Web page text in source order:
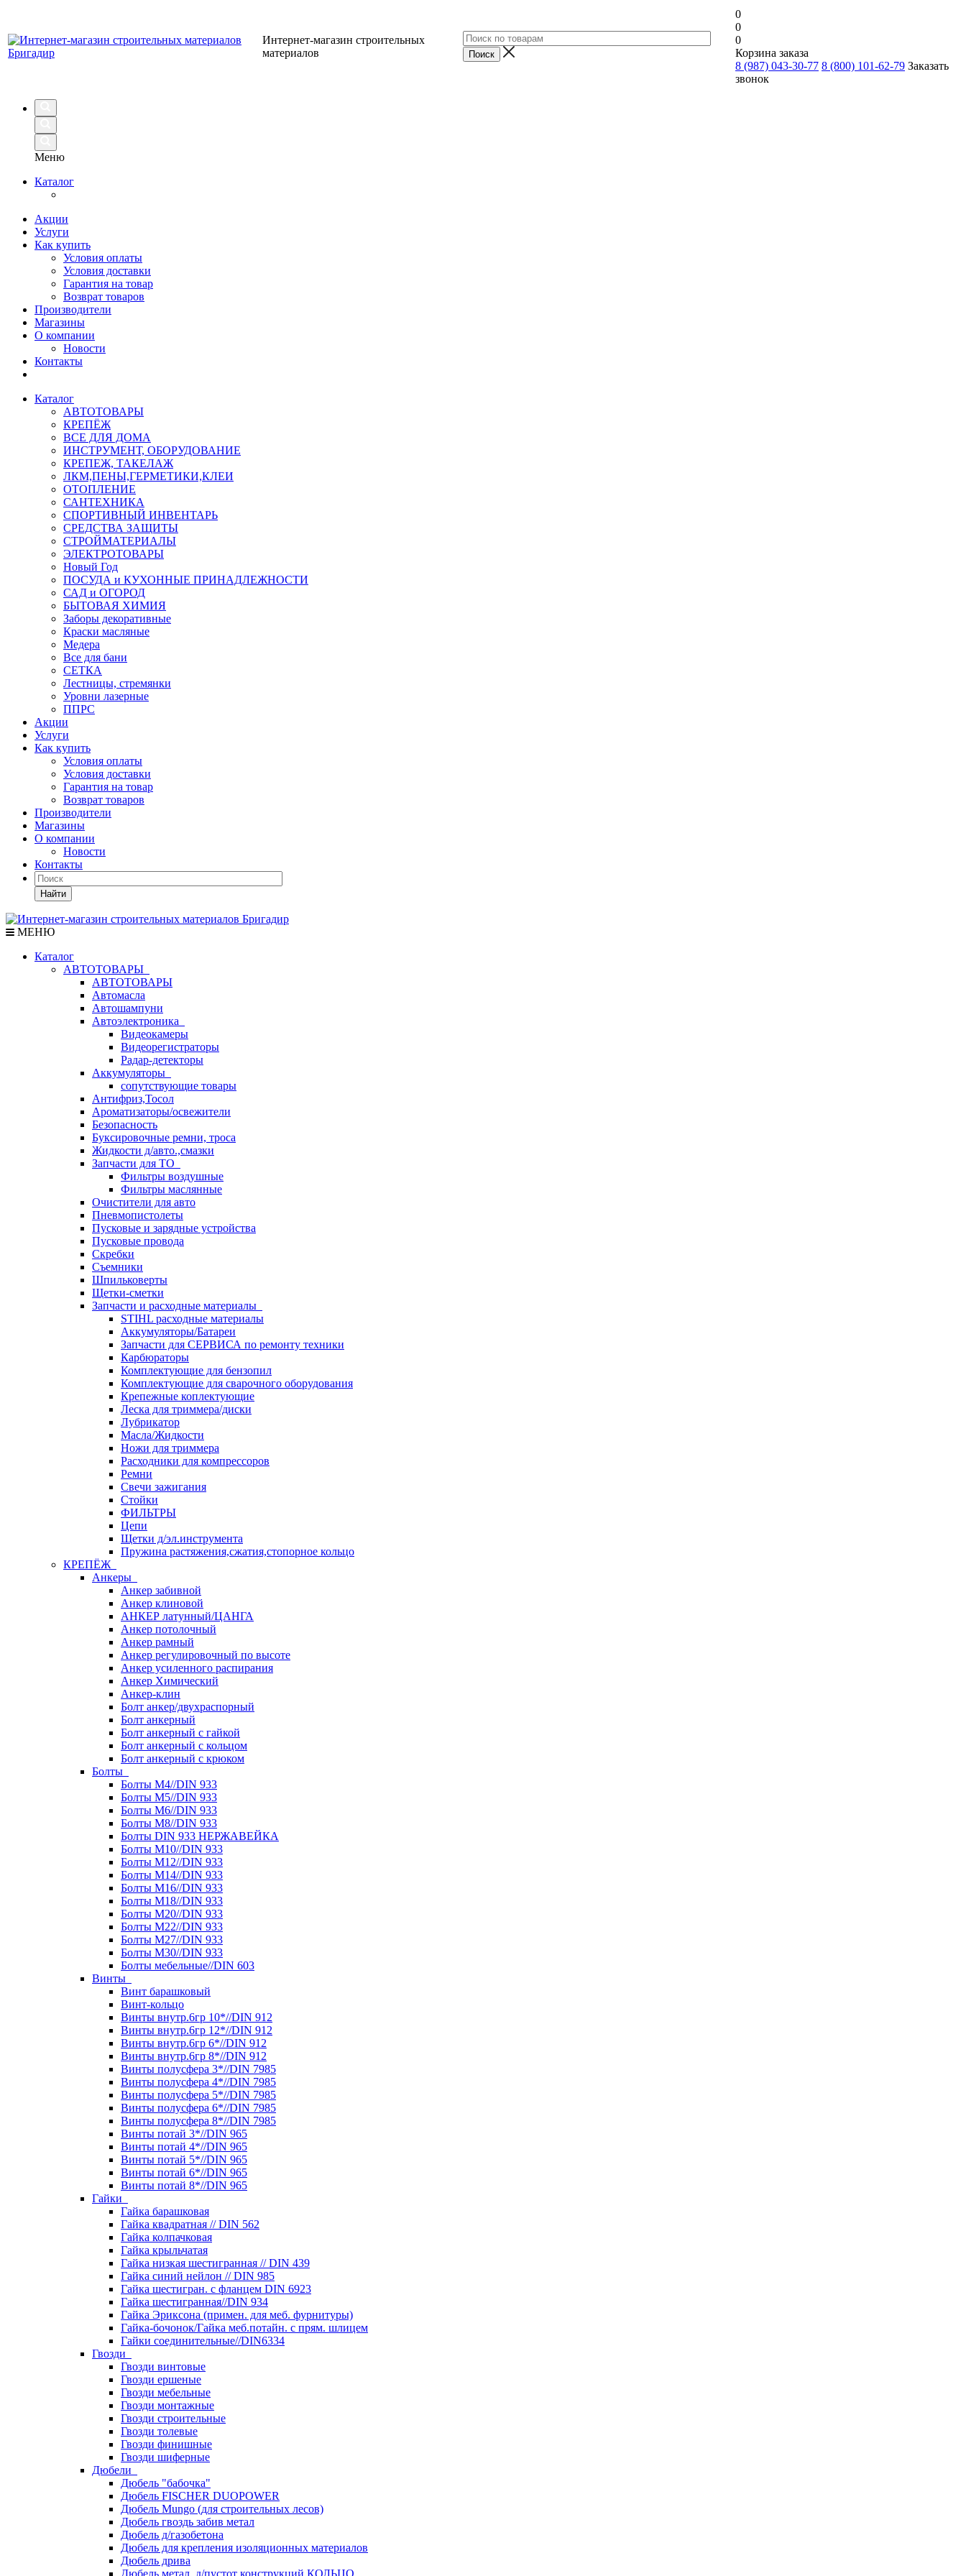
Интернет-магазин строительных
материалов
0
0
0
Корзина заказа
8 (987) 043-30-77 8 (800) 101-62-79 Заказать
звонок
Меню
Каталог
Акции
Услуги
Как купить
Условия оплаты
Условия доставки
Гарантия на товар
Возврат товаров
Производители
Магазины
О компании
Новости
Контакты
Каталог
АВТОТОВАРЫ
КРЕПЁЖ
ВСЕ ДЛЯ ДОМА
ИНСТРУМЕНТ, ОБОРУДОВАНИЕ
КРЕПЕЖ, ТАКЕЛАЖ
ЛКМ,ПЕНЫ,ГЕРМЕТИКИ,КЛЕИ
ОТОПЛЕНИЕ
САНТЕХНИКА
СПОРТИВНЫЙ ИНВЕНТАРЬ
СРЕДСТВА ЗАЩИТЫ
СТРОЙМАТЕРИАЛЫ
ЭЛЕКТРОТОВАРЫ
Новый Год
ПОСУДА и КУХОННЫЕ ПРИНАДЛЕЖНОСТИ
САД и ОГОРОД
БЫТОВАЯ ХИМИЯ
Заборы декоративные
Краски масляные
Медера
Все для бани
СЕТКА
Лестницы, стремянки
Уровни лазерные
ППРС
Акции
Услуги
Как купить
Условия оплаты
Условия доставки
Гарантия на товар
Возврат товаров
Производители
Магазины
О компании
Новости
Контакты
Найти
МЕНЮ
Каталог
АВТОТОВАРЫ
АВТОТОВАРЫ
Автомасла
Автошампуни
Автоэлектроника
Видеокамеры
Видеорегистраторы
Радар-детекторы
Аккумуляторы
сопутствующие товары
Антифриз,Тосол
Ароматизаторы/освежители
Безопасность
Буксировочные ремни, троса
Жидкости д/авто.,смазки
Запчасти для ТО
Фильтры воздушные
Фильтры маслянные
Очистители для авто
Пневмопистолеты
Пусковые и зарядные устройства
Пусковые провода
Скребки
Съемники
Шпильковерты
Щетки-сметки
Запчасти и расходные материалы
STIHL расходные материалы
Аккумуляторы/Батареи
Запчасти для СЕРВИСА по ремонту техники
Карбюраторы
Комплектующие для бензопил
Комплектующие для сварочного оборудования
Крепежные коплектующие
Леска для триммера/диски
Лубрикатор
Масла/Жидкости
Ножи для триммера
Расходники для компрессоров
Ремни
Свечи зажигания
Стойки
ФИЛЬТРЫ
Цепи
Щетки д/эл.инструмента
Пружина растяжения,сжатия,стопорное кольцо
КРЕПЁЖ
Анкеры
Анкер забивной
Анкер клиновой
АНКЕР латунный/ЦАНГА
Анкер потолочный
Анкер рамный
Анкер регулировочный по высоте
Анкер усиленного распирания
Анкер Химический
Анкер-клин
Болт анкер/двухраспорный
Болт анкерный
Болт анкерный с гайкой
Болт анкерный с кольцом
Болт анкерный с крюком
Болты
Болты М4//DIN 933
Болты М5//DIN 933
Болты М6//DIN 933
Болты М8//DIN 933
Болты DIN 933 НЕРЖАВЕЙКА
Болты М10//DIN 933
Болты М12//DIN 933
Болты М14//DIN 933
Болты М16//DIN 933
Болты М18//DIN 933
Болты М20//DIN 933
Болты М22//DIN 933
Болты М27//DIN 933
Болты М30//DIN 933
Болты мебельные//DIN 603
Винты
Винт барашковый
Винт-кольцо
Винты внутр.6гр 10*//DIN 912
Винты внутр.6гр 12*//DIN 912
Винты внутр.6гр 6*//DIN 912
Винты внутр.6гр 8*//DIN 912
Винты полусфера 3*//DIN 7985
Винты полусфера 4*//DIN 7985
Винты полусфера 5*//DIN 7985
Винты полусфера 6*//DIN 7985
Винты полусфера 8*//DIN 7985
Винты потай 3*//DIN 965
Винты потай 4*//DIN 965
Винты потай 5*//DIN 965
Винты потай 6*//DIN 965
Винты потай 8*//DIN 965
Гайки
Гайка барашковая
Гайка квадратная // DIN 562
Гайка колпачковая
Гайка крыльчатая
Гайка низкая шестигранная // DIN 439
Гайка синий нейлон // DIN 985
Гайка шестигран. с фланцем DIN 6923
Гайка шестигранная//DIN 934
Гайка Эриксона (примен. для меб. фурнитуры)
Гайка-бочонок/Гайка меб.потайн. с прям. шлицем
Гайки соединительные//DIN6334
Гвозди
Гвозди винтовые
Гвозди ершеные
Гвозди мебельные
Гвозди монтажные
Гвозди строительные
Гвозди толевые
Гвозди финишные
Гвозди шиферные
Дюбели
Дюбель "бабочка"
Дюбель FISCHER DUOPOWER
Дюбель Mungo (для строительных лесов)
Дюбель гвоздь забив метал
Дюбель д/газобетона
Дюбель для крепления изоляционных материалов
Дюбель дрива
Дюбель метал. д/пустот конструкций КОЛЬЦО